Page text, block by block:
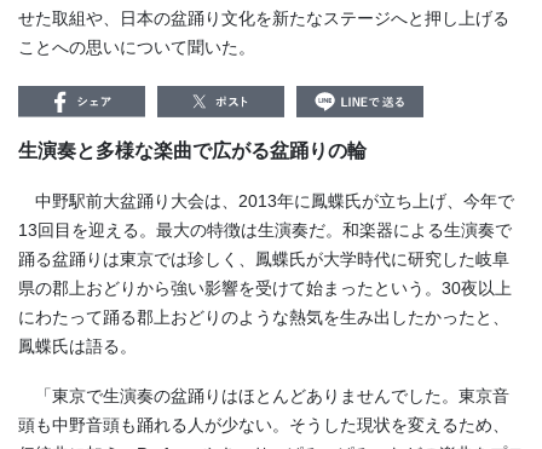
せた取組や、日本の盆踊り文化を新たなステージへと押し上げる
ことへの思いについて聞いた。
生演奏と多様な楽曲で広がる盆踊りの輪
中野駅前大盆踊り大会は、2013年に鳳蝶氏が立ち上げ、今年で
13回目を迎える。最大の特徴は生演奏だ。和楽器による生演奏で
踊る盆踊りは東京では珍しく、鳳蝶氏が大学時代に研究した岐阜
県の郡上おどりから強い影響を受けて始まったという。30夜以上
にわたって踊る郡上おどりのような熱気を生み出したかったと、
鳳蝶氏は語る。
「東京で生演奏の盆踊りはほとんどありませんでした。東京音
頭も中野音頭も踊れる人が少ない。そうした現状を変えるため、